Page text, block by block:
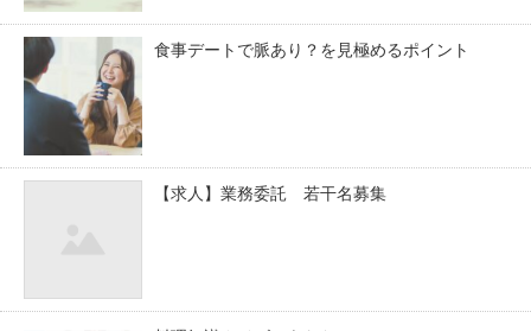
食事デートで脈あり？を見極めるポイント
【求人】業務委託 若干名募集